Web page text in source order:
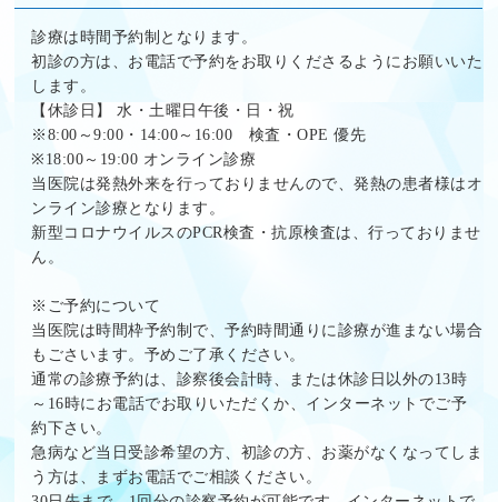
診療は時間予約制となります。
初診の方は、お電話で予約をお取りくださるようにお願いいた
します。
【休診日】 水・土曜日午後・日・祝
※8:00～9:00・14:00～16:00 検査・OPE 優先
※18:00～19:00 オンライン診療
当医院は発熱外来を行っておりませんので、発熱の患者様はオ
ンライン診療となります。
新型コロナウイルスのPCR検査・抗原検査は、行っておりませ
ん。
※ご予約について
当医院は時間枠予約制で、予約時間通りに診療が進まない場合
もごさいます。予めご了承ください。
通常の診療予約は、診察後会計時、または休診日以外の13時
～16時にお電話でお取りいただくか、インターネットでご予
約下さい。
急病など当日受診希望の方、初診の方、お薬がなくなってしま
う方は、まずお電話でご相談ください。